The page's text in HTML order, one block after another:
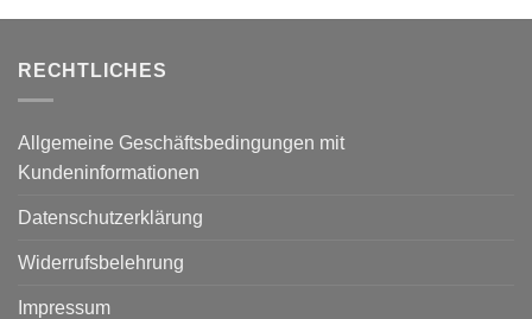
RECHTLICHES
Allgemeine Geschäftsbedingungen mit
Kundeninformationen
Datenschutzerklärung
Widerrufsbelehrung
Impressum